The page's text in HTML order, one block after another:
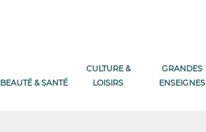
BEAUTÉ & SANTÉ
CULTURE &
LOISIRS
GRANDES
ENSEIGNES